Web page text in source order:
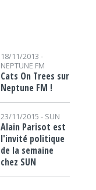
18/11/2013 -
NEPTUNE FM
Cats On Trees sur
Neptune FM !
23/11/2015 - SUN
Alain Parisot est
l'invité politique
de la semaine
chez SUN